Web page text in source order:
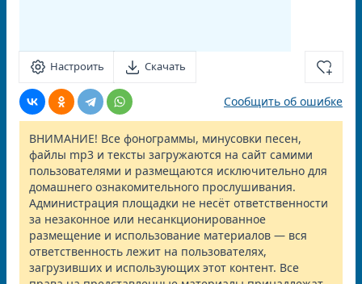
Настроить Скачать
Сообщить об ошибке
ВНИМАНИЕ! Все фонограммы, минусовки песен,
файлы mp3 и тексты загружаются на сайт самими
пользователями и размещаются исключительно для
домашнего ознакомительного прослушивания.
Администрация площадки не несёт ответственности
за незаконное или несанкционированное
размещение и использование материалов — вся
ответственность лежит на пользователях,
загрузивших и использующих этот контент. Все